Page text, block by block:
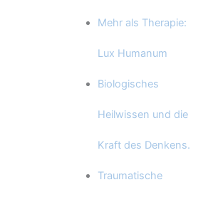
Mehr als Therapie:
Lux Humanum
Biologisches
Heilwissen und die
Kraft des Denkens.
Traumatische